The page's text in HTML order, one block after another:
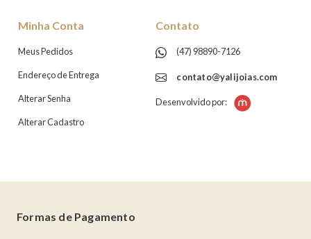
Formas de Pagamento
Minha Conta
Meus Pedidos
Endereço de Entrega
Alterar Senha
Alterar Cadastro
Contato
(47) 98890-7126
contato@yalijoias.com
Desenvolvido por: